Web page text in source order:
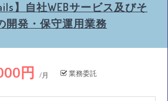
】自社WEBサービス及びそ
開発・保守運用業務
円 /月 業務委託